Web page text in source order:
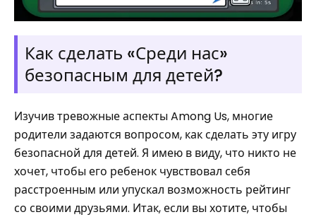
Как сделать «Среди нас»
безопасным для детей?
Изучив тревожные аспекты Among Us, многие
родители задаются вопросом, как сделать эту игру
безопасной для детей. Я имею в виду, что никто не
хочет, чтобы его ребенок чувствовал себя
расстроенным или упускал возможность рейтинг
со своими друзьями. Итак, если вы хотите, чтобы